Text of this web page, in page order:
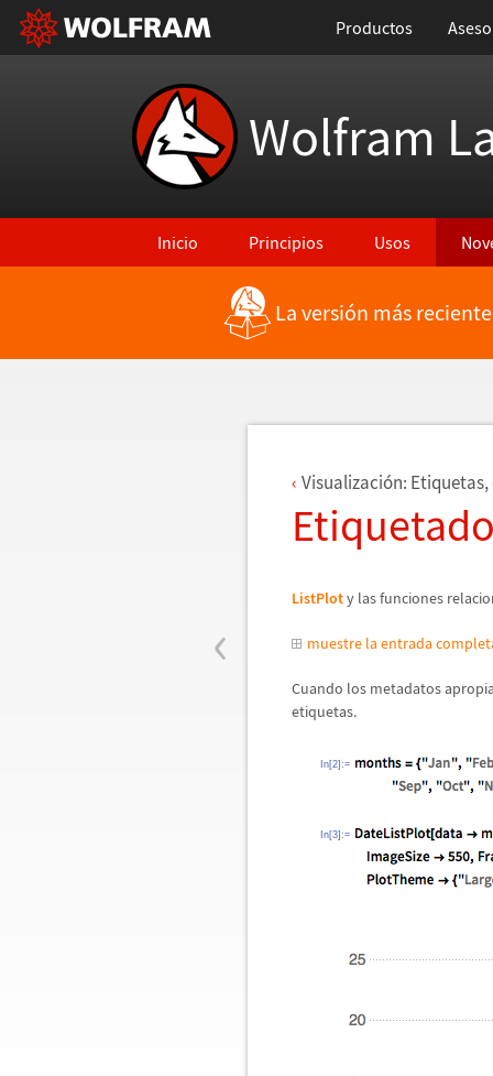
Productos
Wolfram
Inicio Principios Usos
Regresar a Características más recientes
La versión más
‹
Visualización:
ListPloty las funciones
muestre la entrada
Cuando los metadatos
etiquetas.
In[2]:=
In[3]:=